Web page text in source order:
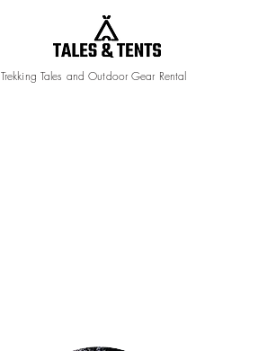
Trekking Tales and Outdoor Gear Rental